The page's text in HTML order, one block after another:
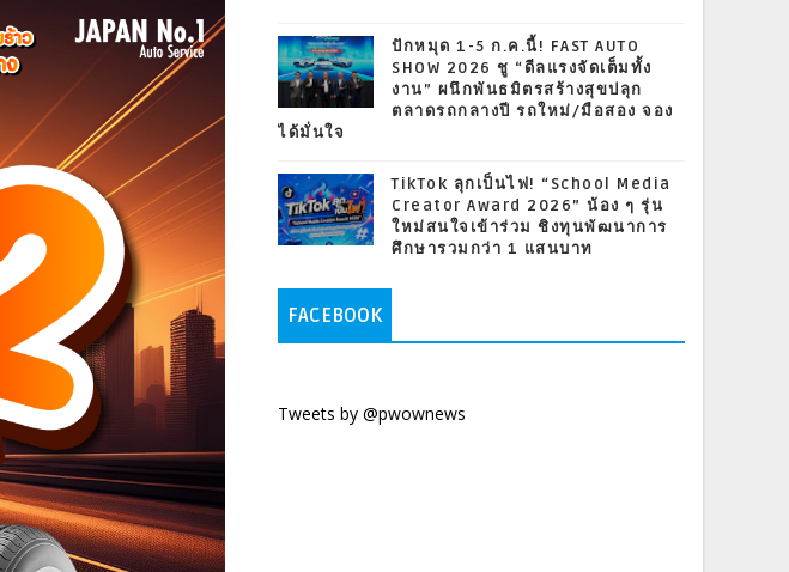
ปักหมุด 1-5 ก.ค.นี้! FAST AUTO
SHOW 2026 ชู “ดีลแรงจัดเต็มทั้ง
งาน” ผนึกพันธมิตรสร้างสุขปลุก
ตลาดรถกลางปี รถใหม่/มือสอง จอง
ได้มั่นใจ
TikTok ลุกเป็นไฟ! “School Media
Creator Award 2026” น้อง ๆ รุ่น
ใหม่สนใจเข้าร่วม ชิงทุนพัฒนาการ
ศึกษารวมกว่า 1 แสนบาท
FACEBOOK
Tweets by @pwownews